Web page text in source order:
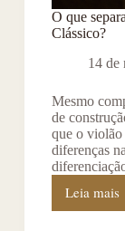
O que
Clássico?
14 de
Mesmo
de
que o violão
diferenças
Leia mais